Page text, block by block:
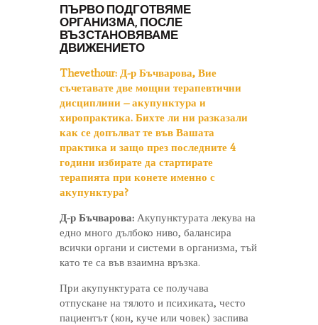
ПЪРВО ПОДГОТВЯМЕ
ОРГАНИЗМА, ПОСЛЕ
ВЪЗСТАНОВЯВАМЕ
ДВИЖЕНИЕТО
Thevethour: Д-р Бъчварова, Вие
съчетавате две мощни терапевтични
дисциплини – акупунктура и
хиропрактика. Бихте ли ни разказали
как се допълват те във Вашата
практика и защо през последните 4
години избирате да стартирате
терапията при конете именно с
акупунктура?
Д-р Бъчварова: Акупунктурата лекува на
едно много дълбоко ниво, балансира
всички органи и системи в организма, тъй
като те са във взаимна връзка.
При акупунктурата се получава
отпускане на тялото и психиката, често
пациентът (кон, куче или човек) заспива